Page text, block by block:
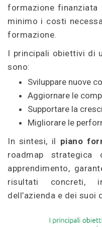
formazione finanziata
minimo i costi
formazione.
I principali obiettivi di
sono:
Sviluppare nuove
Aggiornare le
Supportare la
Migliorare le
In sintesi, il piano
roadmap
apprendimento,
risultati concreti,
dell’azienda e dei suoi